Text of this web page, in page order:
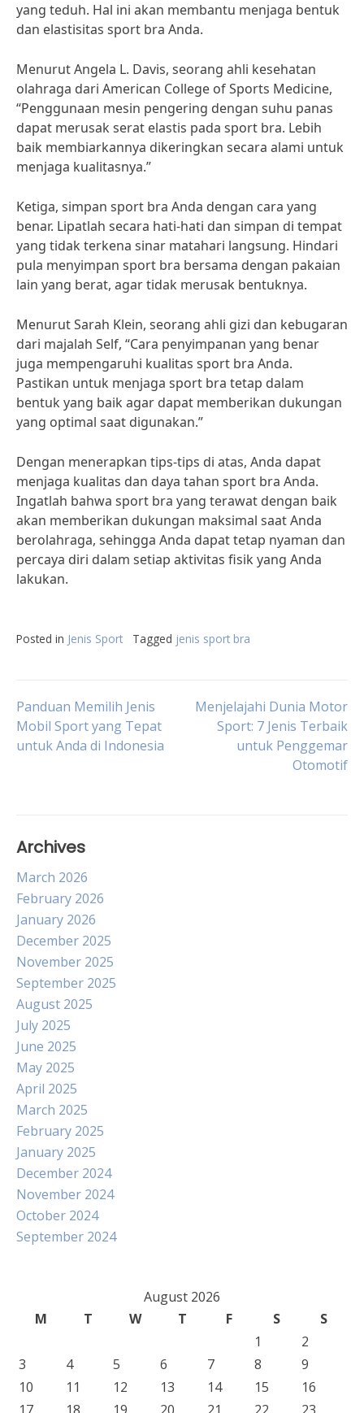
yang teduh. Hal ini akan membantu menjaga bentuk
dan elastisitas sport bra Anda.
Menurut Angela L. Davis, seorang ahli kesehatan
olahraga dari American College of Sports Medicine,
“Penggunaan mesin pengering dengan suhu panas
dapat merusak serat elastis pada sport bra. Lebih
baik membiarkannya dikeringkan secara alami untuk
menjaga kualitasnya.”
Ketiga, simpan sport bra Anda dengan cara yang
benar. Lipatlah secara hati-hati dan simpan di tempat
yang tidak terkena sinar matahari langsung. Hindari
pula menyimpan sport bra bersama dengan pakaian
lain yang berat, agar tidak merusak bentuknya.
Menurut Sarah Klein, seorang ahli gizi dan kebugaran
dari majalah Self, “Cara penyimpanan yang benar
juga mempengaruhi kualitas sport bra Anda.
Pastikan untuk menjaga sport bra tetap dalam
bentuk yang baik agar dapat memberikan dukungan
yang optimal saat digunakan.”
Dengan menerapkan tips-tips di atas, Anda dapat
menjaga kualitas dan daya tahan sport bra Anda.
Ingatlah bahwa sport bra yang terawat dengan baik
akan memberikan dukungan maksimal saat Anda
berolahraga, sehingga Anda dapat tetap nyaman dan
percaya diri dalam setiap aktivitas fisik yang Anda
lakukan.
Posted in Jenis Sport Tagged jenis sport bra
Post
navigation
Panduan Memilih Jenis
Mobil Sport yang Tepat
untuk Anda di Indonesia
Menjelajahi Dunia Motor
Sport: 7 Jenis Terbaik
untuk Penggemar
Otomotif
Archives
March 2026
February 2026
January 2026
December 2025
November 2025
September 2025
August 2025
July 2025
June 2025
May 2025
April 2025
March 2025
February 2025
January 2025
December 2024
November 2024
October 2024
September 2024
August 2026
M
T W T F S
S
1
2
3
4 5 6 7 8
9
10
11 12 13 14 15
16